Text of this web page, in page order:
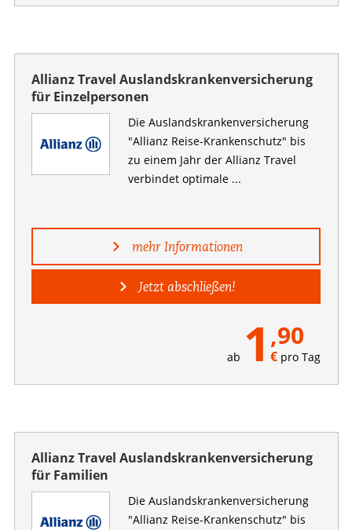
Allianz Travel Auslandskrankenversicherung
für Einzelpersonen
Die Auslandskranken­versicherung
"Allianz Reise-Krankenschutz" bis
zu einem Jahr der Allianz Travel
verbindet optimale ...
ab 1 ,90
€pro Tag
mehr Informationen
Jetzt abschließen!
Allianz Travel Auslandskrankenversicherung
für Familien
Die Auslandskranken­versicherung
"Allianz Reise-Krankenschutz" bis